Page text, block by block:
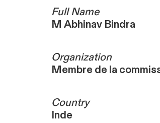
Full Name
M Abhinav Bindra
Organization
Membre de la
Country
Inde